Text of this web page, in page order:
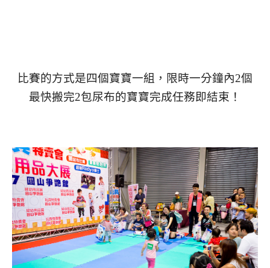
比賽的方式是四個寶寶一組，限時一分鐘內2個
最快搬完2包尿布的寶寶完成任務即結束！